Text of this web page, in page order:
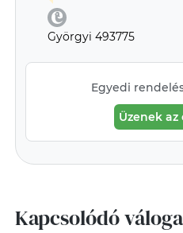
Györgyi 493775
Egyedi
Üzenek
Kapcsolódó